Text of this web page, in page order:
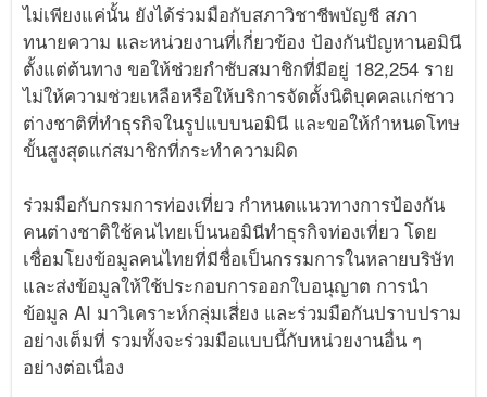
ไม่เพียงแค่นั้น ยังได้ร่วมมือกับสภาวิชาชีพบัญชี สภา
ทนายความ และหน่วยงานที่เกี่ยวข้อง ป้องกันปัญหานอมินี
ตั้งแต่ต้นทาง ขอให้ช่วยกำชับสมาชิกที่มีอยู่ 182,254 ราย
ไม่ให้ความช่วยเหลือหรือให้บริการจัดตั้งนิติบุคคลแก่ชาว
ต่างชาติที่ทำธุรกิจในรูปแบบนอมินี และขอให้กำหนดโทษ
ขั้นสูงสุดแก่สมาชิกที่กระทำความผิด
ร่วมมือกับกรมการท่องเที่ยว กำหนดแนวทางการป้องกัน
คนต่างชาติใช้คนไทยเป็นนอมินีทำธุรกิจท่องเที่ยว โดย
เชื่อมโยงข้อมูลคนไทยที่มีชื่อเป็นกรรมการในหลายบริษัท
และส่งข้อมูลให้ใช้ประกอบการออกใบอนุญาต การนำ
ข้อมูล AI มาวิเคราะห์กลุ่มเสี่ยง และร่วมมือกันปราบปราม
อย่างเต็มที่ รวมทั้งจะร่วมมือแบบนี้กับหน่วยงานอื่น ๆ
อย่างต่อเนื่อง